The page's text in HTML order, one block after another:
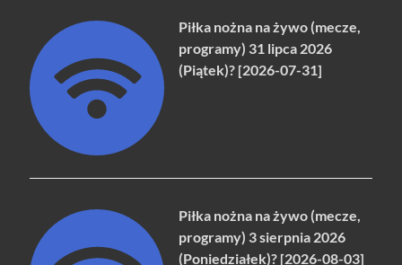
Piłka nożna na żywo (mecze,
programy) 31 lipca 2026
(Piątek)? [2026-07-31]
Piłka nożna na żywo (mecze,
programy) 3 sierpnia 2026
(Poniedziałek)? [2026-08-03]